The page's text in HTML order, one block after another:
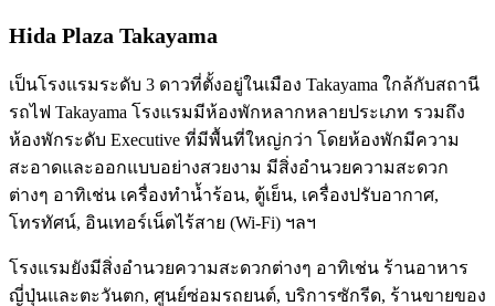
Hida Plaza Takayama
เป็นโรงแรมระดับ 3 ดาวที่ตั้งอยู่ในเมือง Takayama ใกล้กับสถานี
รถไฟ Takayama โรงแรมมีห้องพักหลากหลายประเภท รวมถึง
ห้องพักระดับ Executive ที่มีพื้นที่ใหญ่กว่า โดยห้องพักมีความ
สะอาดและออกแบบอย่างสวยงาม มีสิ่งอำนวยความสะดวก
ต่างๆ อาทิเช่น เครื่องทำน้ำร้อน, ตู้เย็น, เครื่องปรับอากาศ,
โทรทัศน์, อินเทอร์เน็ตไร้สาย (Wi-Fi) ฯลฯ
โรงแรมยังมีสิ่งอำนวยความสะดวกต่างๆ อาทิเช่น ร้านอาหาร
ญี่ปุ่นและตะวันตก, ศูนย์ซ่อมรถยนต์, บริการซักรีด, ร้านขายของ